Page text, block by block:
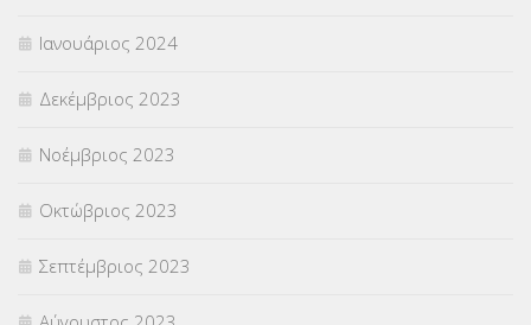
Ιανουάριος 2024
Δεκέμβριος 2023
Νοέμβριος 2023
Οκτώβριος 2023
Σεπτέμβριος 2023